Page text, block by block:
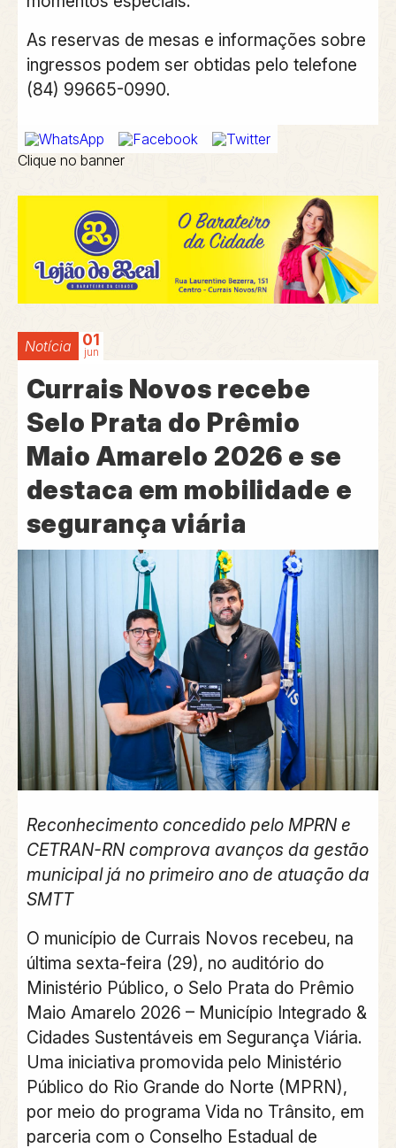
As reservas de mesas e informações sobre
ingressos podem ser obtidas pelo telefone
(84) 99665-0990.
Clique no banner
Notícia 01
jun
Currais Novos recebe
Selo Prata do Prêmio
Maio Amarelo 2026 e se
destaca em mobilidade e
segurança viária
Reconhecimento concedido pelo MPRN e
CETRAN-RN comprova avanços da gestão
municipal já no primeiro ano de atuação da
SMTT
O município de Currais Novos recebeu, na
última sexta-feira (29), no auditório do
Ministério Público, o Selo Prata do Prêmio
Maio Amarelo 2026 – Município Integrado &
Cidades Sustentáveis em Segurança Viária.
Uma iniciativa promovida pelo Ministério
Público do Rio Grande do Norte (MPRN),
por meio do programa Vida no Trânsito, em
parceria com o Conselho Estadual de